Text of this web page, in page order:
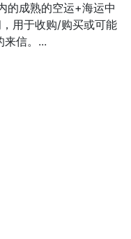
的成熟的空运+海运中
用于收购/购买或可能
来信。...